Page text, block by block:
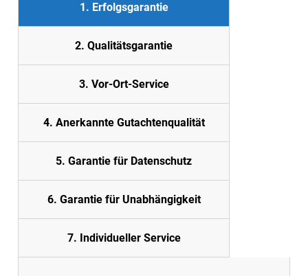
1. Erfolgsgarantie
2. Qualitätsgarantie
3. Vor-Ort-Service
4. Anerkannte Gutachtenqualität
5. Garantie für Datenschutz
6. Garantie für Unabhängigkeit
7. Individueller Service